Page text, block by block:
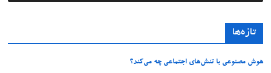
تازه‌ها
هوش مصنوعی با تنش‌های اجتماعی چه می‌کند؟